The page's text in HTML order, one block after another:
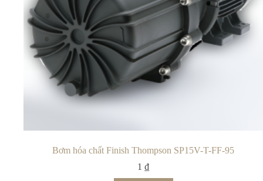
Bơm hóa chất Finish Thompson SP15V-T-FF-95
1 ₫